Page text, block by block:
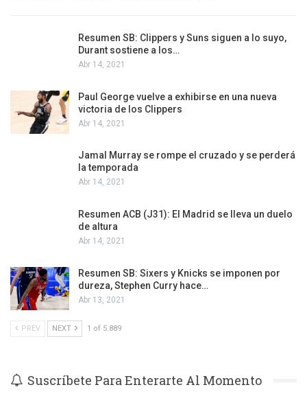
Resumen SB: Clippers y Suns siguen a lo suyo,
Durant sostiene a los…
Abr 14, 2021
Paul George vuelve a exhibirse en una nueva
victoria de los Clippers
Abr 14, 2021
Jamal Murray se rompe el cruzado y se perderá
la temporada
Abr 14, 2021
Resumen ACB (J31): El Madrid se lleva un duelo
de altura
Abr 14, 2021
Resumen SB: Sixers y Knicks se imponen por
dureza, Stephen Curry hace…
Abr 13, 2021
PREV NEXT 1 of 5.889
Suscríbete Para Enterarte Al Momento